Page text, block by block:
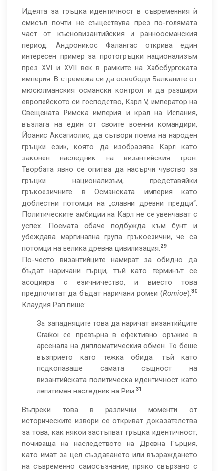
Идеята за гръцка идентичност в съвременния ѝ
смисъл почти не съществува през по-голямата
част от късновизантийския и ранноосманския
период. Андроникос Фалангас открива един
интересен пример за протогръцки национализъм
през XVI и XVII век в рамките на Хабсбургската
империя. В стремежа си да освободи Балканите от
мюсюлманския османски контрол и да разшири
европейското си господство, Карл V, император на
Свещената Римска империя и крал на Испания,
възлага на един от своите военни командири,
Йоанис Аксагиолис, да сътвори поема на народен
гръцки език, която да изобразява Карл като
законен наследник на византийския трон.
Творбата явно се опитва да насърчи чувство за
гръцки национализъм, представяйки
гръкоезичните в Османската империя като
доблестни потомци на „славни древни предци“.
Политическите амбиции на Карл не се увенчават с
успех. Поемата обаче подбужда към бунт и
убеждава маргинална група гръкоезични, че са
потомци на велика древна цивилизация.29
По-често византийците намират за обидно да
бъдат наричани гърци, тъй като терминът се
асоциира с езичничество, и вместо това
предпочитат да бъдат наричани ромеи (Romioe).30
Клаудия Рап пише:
За западняците това да наричат византийците
Graikoi се превърна в ефективно оръжие в
арсенала на дипломатическия обмен. То беше
възприето като тежка обида, тъй като
подкопаваше самата същност на
византийската политическа идентичност като
легитимен наследник на Рим.31
Въпреки това в различни моменти от
историческите извори се откриват доказателства
за това, как някои застъпват гръцка идентичност,
почиваща на наследството на Древна Гърция,
като имат за цел създаването или възраждането
на съвременно самосъзнание, пряко свързано с